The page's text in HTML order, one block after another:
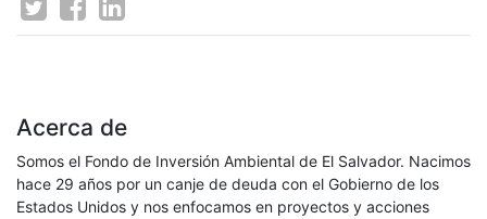
Acerca de
Somos el Fondo de Inversión Ambiental de El Salvador. Nacimos
hace 29 años por un canje de deuda con el Gobierno de los
Estados Unidos y nos enfocamos en proyectos y acciones